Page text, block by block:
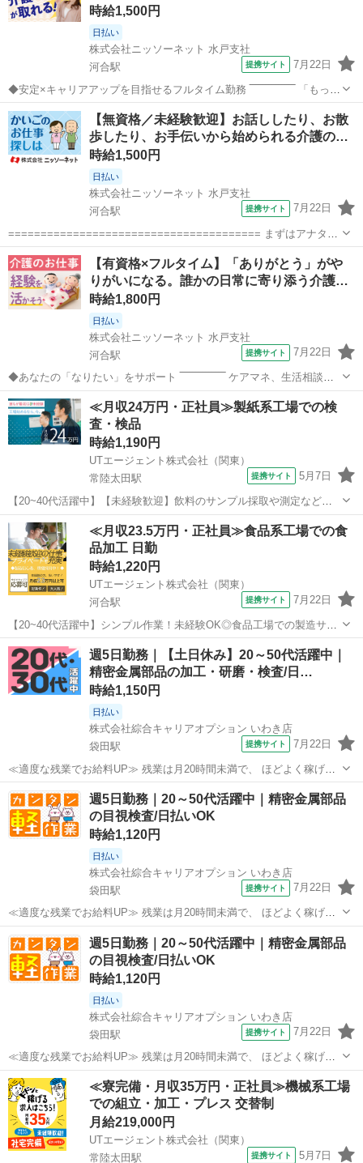
時給1,500円
日払い
株式会社ニッソーネット 水戸支社
河合駅
提携サイト 7月22日
◆安定×キャリアアップを目指せるフルタイム勤務 ‾‾‾‾‾‾‾‾‾‾‾‾‾‾ 「もっと
環境や待遇をよくしていきたい…」 「スキルアップやキャリアアップ
もあきらめたくない」 そんなあなただからこそ、介護職はおすすめ♪
初任者研...
茨城 常陸太田市 河合駅 その他
【無資格／未経験歓迎】お話ししたり、お散
歩したり、お手伝いから始められる介護の…
時給1,500円
日払い
株式会社ニッソーネット 水戸支社
河合駅
提携サイト 7月22日
======================================= まずはアナタの
ご希望を教えてください♪
======================================= 弊社の求人は
【無資格...
茨城 常陸太田市 河合駅 その他
【有資格×フルタイム】「ありがとう」がや
りがいになる。誰かの日常に寄り添う介護…
時給1,800円
日払い
株式会社ニッソーネット 水戸支社
河合駅
提携サイト 7月22日
◆あなたの「なりたい」をサポート ‾‾‾‾‾‾‾‾‾‾‾‾‾‾ ケアマネ、生活相談
員、サ責、社会福祉士など 「いつかは、こういう役割を目指したい」
「もっと専門性を上げたい」 そんなあなたの想いをぜひ教えてくださ
い。 あなた...
茨城 常陸太田市 河合駅 その他
≪月収24万円・正社員≫製紙系工場での検
査・検品
時給1,190円
UTエージェント株式会社（関東）
常陸太田駅
提携サイト 5月7日
【20~40代活躍中】【未経験歓迎】飲料のサンプル採取や測定など◆
明るい髪色・ネイルOK♪丁寧なフォローあり《JUVG1C》 詳細情報 ＜
紙パック飲料のサンプル採取など＞ ☆未経験の方歓迎！ 丁寧なサポ
ートで安心してス...
茨城 常陸太田市 常陸太田駅 その他
≪月収23.5万円・正社員≫食品系工場での食
品加工 日勤
時給1,220円
UTエージェント株式会社（関東）
河合駅
提携サイト 7月22日
【20~40代活躍中】シンプル作業！未経験OK◎食品工場での製造サポ
ートや梱包！日勤専属☆キレイな職場！《JCBZ1C》 詳細情報 ＜納豆
の加工製造・運搬＞ 納豆をパックに盛り込む作業や梱包業務をお任せ
します！ 【原料...
茨城 常陸太田市 河合駅 その他
週5日勤務｜【土日休み】20～50代活躍中｜
精密金属部品の加工・研磨・検査/日…
時給1,150円
日払い
株式会社綜合キャリアオプション いわき店
袋田駅
提携サイト 7月22日
≪適度な残業でお給料UP≫ 残業は月20時間未満で、 ほどよく稼げま
す♪ ≪モチベーションもUP≫ 派手過ぎなければ髪型や髪色自由♪ (規定
有)≪機能的な制服アリ≫ 制服があるので、 毎日の服装の悩み解消♪
≪未経験の方も大...
茨城 常陸太田市 袋田駅
週5日勤務｜20～50代活躍中｜精密金属部品
の目視検査/日払いOK
時給1,120円
日払い
株式会社綜合キャリアオプション いわき店
袋田駅
提携サイト 7月22日
≪適度な残業でお給料UP≫ 残業は月20時間未満で、 ほどよく稼げま
す♪ ≪髪色自由で自分らしく働く≫ 明るすぎたり奇抜でなければ基本
的に自由！ (規定有)≪機能的な制服アリ≫ 制服があるので、 毎日の服
装の悩み解消♪ ≪未...
茨城 常陸太田市 袋田駅 仕分け
週5日勤務｜20～50代活躍中｜精密金属部品
の目視検査/日払いOK
時給1,120円
日払い
株式会社綜合キャリアオプション いわき店
袋田駅
提携サイト 7月22日
≪適度な残業でお給料UP≫ 残業は月20時間未満で、 ほどよく稼げま
す♪ ≪髪色自由で自分らしく働く≫ 明るすぎたり奇抜でなければ基本
的に自由！ (規定有)≪機能的な制服アリ≫ 制服があるので、 毎日の服
装の悩み解消♪ ≪未...
茨城 常陸太田市 袋田駅 仕分け
≪寮完備・月収35万円・正社員≫機械系工場
での組立・加工・プレス 交替制
月給219,000円
UTエージェント株式会社（関東）
常陸太田駅
提携サイト 5月7日